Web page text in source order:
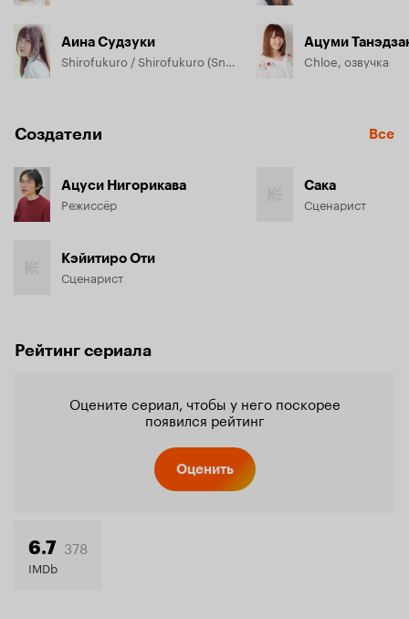
Аина Судзуки Ацуми
Chloe, озвучка
Создатели Все
Ацуси Нигорикава
Режиссёр
Кэйитиро Оти
Сценарист
Сака
Сценарист
Рейтинг сериала
Оцените сериал, чтобы у него поскорее
появился рейтинг
Оценить
6.7 378
IMDb